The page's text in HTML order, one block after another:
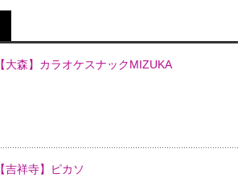
【大森】カラオケスナックMIZUKA
【吉祥寺】ピカソ